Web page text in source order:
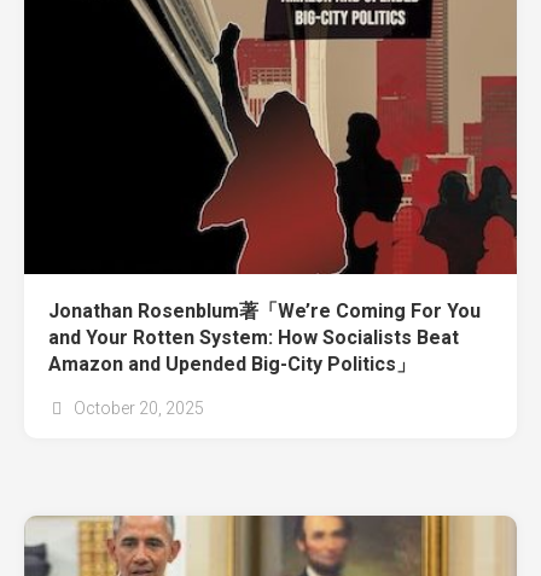
Jonathan Rosenblum著「We’re Coming For You
and Your Rotten System: How Socialists Beat
Amazon and Upended Big-City Politics」
October 20, 2025